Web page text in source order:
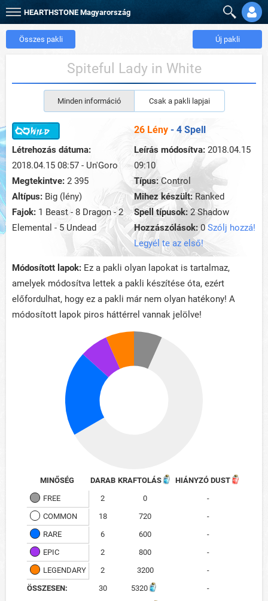
HEARTHSTONE Magyarország
Összes pakli Új pakli
Spiteful Lady in White
Minden információ Csak a pakli lapjai
26 Lény - 4 Spell
Létrehozás dátuma:
2018.04.15 08:57 - Un'Goro
Leírás módosítva: 2018.04.15
09:10
Megtekintve: 2 395 Típus:Control
Altípus: Big (lény) Mihez készült: Ranked
Fajok: 1 Beast - 8 Dragon - 2
Elemental - 5 Undead
Spell típusok: 2 Shadow
Hozzászólások: 0 Szólj hozzá!
Legyél te az első!
Módosított lapok: Ez a pakli olyan lapokat is tartalmaz,
amelyek módosítva lettek a pakli készítése óta, ezért
előfordulhat, hogy ez a pakli már nem olyan hatékony! A
módosított lapok piros háttérrel vannak jelölve!
MINŐSÉG DARAB KRAFTOLÁS
HIÁNYZÓ DUST
FREE
2 0
-
COMMON
18 720
-
RARE
6 600
-
EPIC
2 800
-
LEGENDARY
2 3200
-
ÖSSZESEN:
30 5320
-